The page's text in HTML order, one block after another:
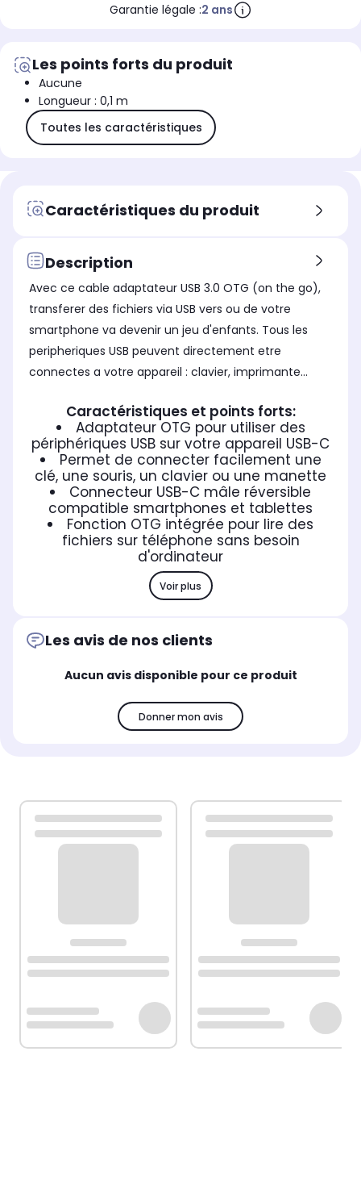
Garantie légale :2 ans
Les points forts du produit
Aucune
Longueur : 0,1 m
Toutes les caractéristiques
Caractéristiques du produit
Description
Avec ce cable adaptateur USB 3.0 OTG (on the go),
transferer des fichiers via USB vers ou de votre
smartphone va devenir un jeu d'enfants. Tous les
peripheriques USB peuvent directement etre
connectes a votre appareil : clavier, imprimante...
Caractéristiques et points forts:
Adaptateur OTG pour utiliser des
périphériques USB sur votre appareil USB-C
Permet de connecter facilement une
clé, une souris, un clavier ou une manette
Connecteur USB-C mâle réversible
compatible smartphones et tablettes
Fonction OTG intégrée pour lire des
fichiers sur téléphone sans besoin
d'ordinateur
Voir plus
Les avis de nos clients
Aucun avis disponible pour ce produit
Donner mon avis